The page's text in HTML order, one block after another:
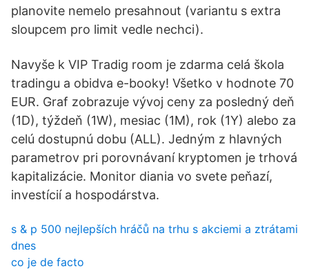
planovite nemelo presahnout (variantu s extra
sloupcem pro limit vedle nechci).
Navyše k VIP Tradig room je zdarma celá škola
tradingu a obidva e-booky! Všetko v hodnote 70
EUR. Graf zobrazuje vývoj ceny za posledný deň
(1D), týždeň (1W), mesiac (1M), rok (1Y) alebo za
celú dostupnú dobu (ALL). Jedným z hlavných
parametrov pri porovnávaní kryptomen je trhová
kapitalizácie. Monitor diania vo svete peňazí,
investícií a hospodárstva.
s & p 500 nejlepších hráčů na trhu s akciemi a ztrátami
dnes
co je de facto